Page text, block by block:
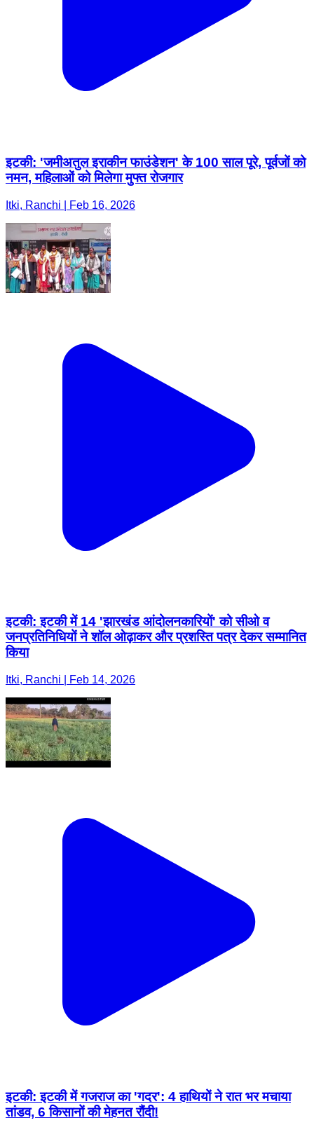
इटकी: 'जमीअतुल इराकीन फाउंडेशन' के 100 साल पूरे, पूर्वजों को
नमन, महिलाओं को मिलेगा मुफ्त रोजगार
Itki, Ranchi | Feb 16, 2026
इटकी: इटकी में 14 'झारखंड आंदोलनकारियों' को सीओ व
जनप्रतिनिधियों ने शॉल ओढ़ाकर और प्रशस्ति पत्र देकर सम्मानित
किया
Itki, Ranchi | Feb 14, 2026
इटकी: इटकी में गजराज का 'गदर': 4 हाथियों ने रात भर मचाया
तांडव, 6 किसानों की मेहनत रौंदी!